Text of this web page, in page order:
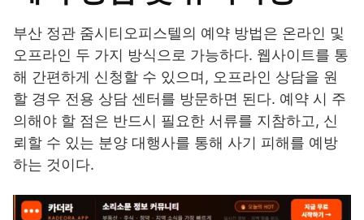
부산 정관 줌시티오피스텔의 예약 방법은 온라인 및
오프라인 두 가지 방식으로 가능하다. 웹사이트를 통
해 간편하게 신청할 수 있으며, 오프라인 상담을 원
할 경우 전용 상담 센터를 방문하면 된다. 예약 시 주
의해야 할 점은 반드시 필요한 서류를 지참하고, 신
뢰할 수 있는 분양 대행사를 통해 사기 피해를 예방
하는 것이다.